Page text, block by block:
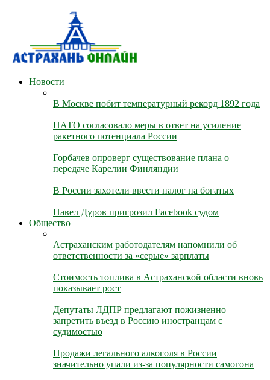
Новости
В Москве побит температурный рекорд 1892 года
НАТО согласовало меры в ответ на усиление
ракетного потенциала России
Горбачев опроверг существование плана о
передаче Карелии Финляндии
В России захотели ввести налог на богатых
Павел Дуров пригрозил Facebook судом
Общество
Астраханским работодателям напомнили об
ответственности за «серые» зарплаты
Стоимость топлива в Астраханской области вновь
показывает рост
Депутаты ЛДПР предлагают пожизненно
запретить въезд в Россию иностранцам с
судимостью
Продажи легального алкоголя в России
значительно упали из-за популярности самогона